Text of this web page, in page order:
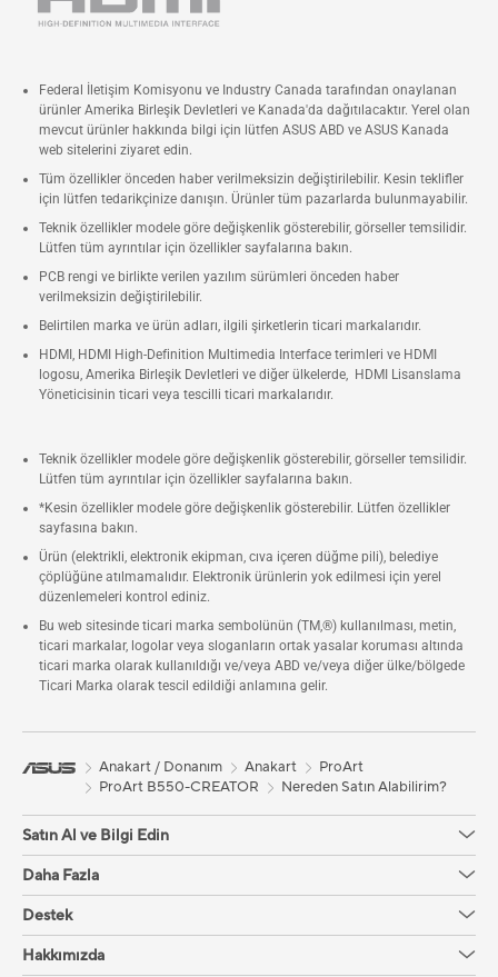
Federal İletişim Komisyonu ve Industry Canada tarafından onaylanan
ürünler Amerika Birleşik Devletleri ve Kanada'da dağıtılacaktır. Yerel olan
mevcut ürünler hakkında bilgi için lütfen ASUS ABD ve ASUS Kanada
web sitelerini ziyaret edin.
Tüm özellikler önceden haber verilmeksizin değiştirilebilir. Kesin teklifler
için lütfen tedarikçinize danışın. Ürünler tüm pazarlarda bulunmayabilir.
Teknik özellikler modele göre değişkenlik gösterebilir, görseller temsilidir.
Lütfen tüm ayrıntılar için özellikler sayfalarına bakın.
PCB rengi ve birlikte verilen yazılım sürümleri önceden haber
verilmeksizin değiştirilebilir.
Belirtilen marka ve ürün adları, ilgili şirketlerin ticari markalarıdır.
HDMI, HDMI High-Definition Multimedia Interface terimleri ve HDMI
logosu, Amerika Birleşik Devletleri ve diğer ülkelerde, HDMI Lisanslama
Yöneticisinin ticari veya tescilli ticari markalarıdır.
Teknik özellikler modele göre değişkenlik gösterebilir, görseller temsilidir.
Lütfen tüm ayrıntılar için özellikler sayfalarına bakın.
*Kesin özellikler modele göre değişkenlik gösterebilir. Lütfen özellikler
sayfasına bakın.
Ürün (elektrikli, elektronik ekipman, cıva içeren düğme pili), belediye
çöplüğüne atılmamalıdır. Elektronik ürünlerin yok edilmesi için yerel
düzenlemeleri kontrol ediniz.
Bu web sitesinde ticari marka sembolünün (TM,®) kullanılması, metin,
ticari markalar, logolar veya sloganların ortak yasalar koruması altında
ticari marka olarak kullanıldığı ve/veya ABD ve/veya diğer ülke/bölgede
Ticari Marka olarak tescil edildiği anlamına gelir.
Anakart / Donanım Anakart
ProArt
ProArt B550-CREATOR
Nereden Satın Alabilirim?
Satın Al ve Bilgi Edin
Daha Fazla
Destek
Hakkımızda